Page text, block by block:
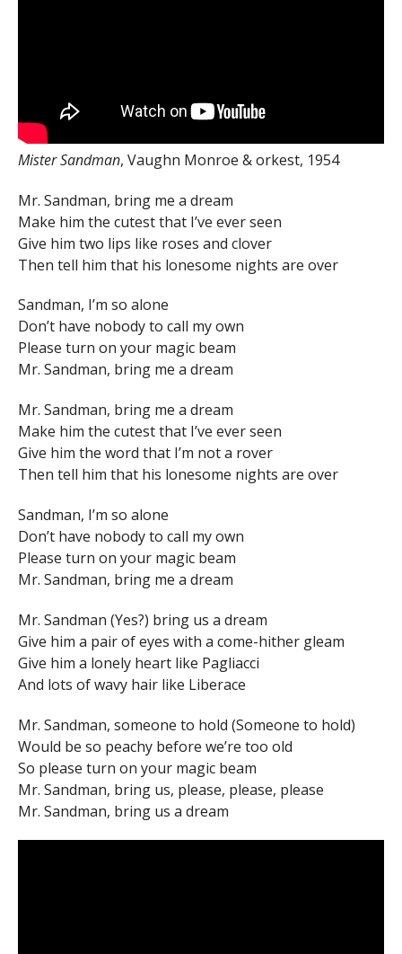
Mister Sandman, Vaughn Monroe & orkest, 1954
Mr. Sandman, bring me a dream
Make him the cutest that I’ve ever seen
Give him two lips like roses and clover
Then tell him that his lonesome nights are over
Sandman, I’m so alone
Don’t have nobody to call my own
Please turn on your magic beam
Mr. Sandman, bring me a dream
Mr. Sandman, bring me a dream
Make him the cutest that I’ve ever seen
Give him the word that I’m not a rover
Then tell him that his lonesome nights are over
Sandman, I’m so alone
Don’t have nobody to call my own
Please turn on your magic beam
Mr. Sandman, bring me a dream
Mr. Sandman (Yes?) bring us a dream
Give him a pair of eyes with a come-hither gleam
Give him a lonely heart like Pagliacci
And lots of wavy hair like Liberace
Mr. Sandman, someone to hold (Someone to hold)
Would be so peachy before we’re too old
So please turn on your magic beam
Mr. Sandman, bring us, please, please, please
Mr. Sandman, bring us a dream